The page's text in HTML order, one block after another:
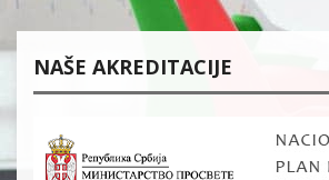
NAŠE AKREDITACIJE